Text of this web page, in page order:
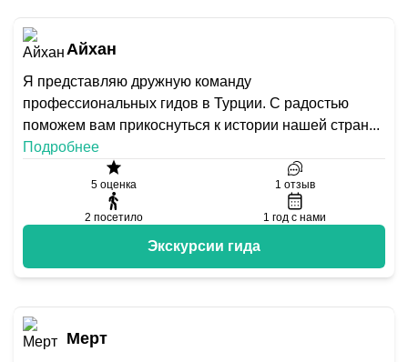
Айхан
Я представляю дружную команду
профессиональных гидов в Турции. С радостью
поможем вам прикоснуться к истории нашей стран...
Подробнее
5оценка 1 отзыв
2 посетило 1 год с нами
Экскурсии гида
Мерт